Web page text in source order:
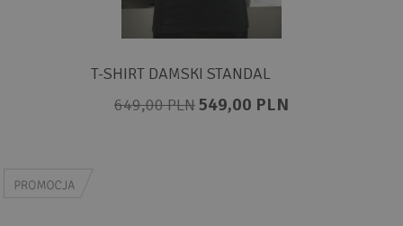
T-SHIRT DAMSKI STANDAL
649,00 PLN549,00 PLN